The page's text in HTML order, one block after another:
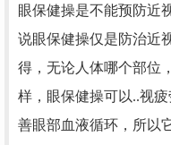
眼保健操是不能预防近
说眼保健操仅是防治近
得，无论人体哪个部位
样，眼保健操可以..视
善眼部血液循环，所以